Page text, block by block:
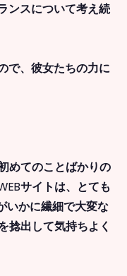
ンスについて考え続
で、彼女たちの力に
めてのことばかりの
サイトは、とても
いかに繊細で大変な
捻出して気持ちよく